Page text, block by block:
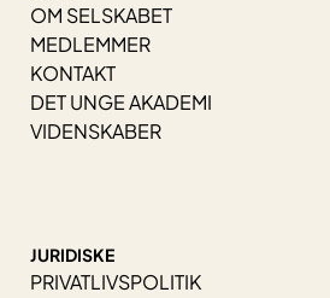
OM SELSKABET
MEDLEMMER
KONTAKT
DET UNGE AKADEMI
VIDENSKABER
JURIDISKE
PRIVATLIVSPOLITIK